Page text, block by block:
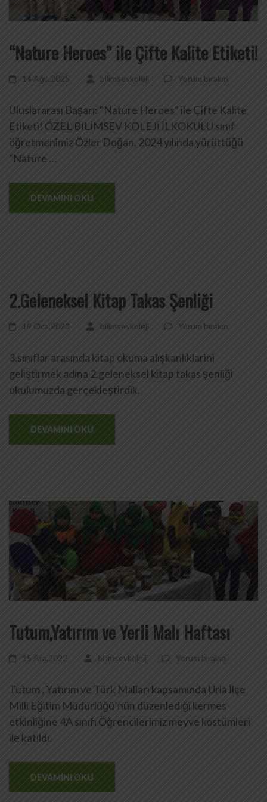
“Nature Heroes” ile Çifte Kalite Etiketi!
14 Ağu,2025 bilimsevkoleji Yorum bırakın
Uluslararası Başarı: “Nature Heroes” ile Çifte Kalite
Etiketi! ÖZEL BİLİMSEV KOLEJİ İLKOKULU sınıf
öğretmenimiz Özler Doğan, 2024 yılında yürüttüğü
“Nature …
DEVAMINI OKU
2.Geleneksel Kitap Takas Şenliği
19 Oca,2023 bilimsevkoleji Yorum bırakın
3.sınıflar arasında kitap okuma alışkanlıklarini
geliştirmek adına 2.geleneksel kitap takas şenliği
okulumuzda gerçekleştirdik.
DEVAMINI OKU
Tutum,Yatırım ve Yerli Malı Haftası
15 Ara,2022 bilimsevkoleji Yorum bırakın
Tutum , Yatırım ve Türk Malları kapsamında Urla İlçe
Milli Eğitim Müdürlüğü’nün düzenlediği kermes
etkinliğine 4A sınıfı Öğrencilerimiz meyve kostümleri
ile katıldı.
DEVAMINI OKU